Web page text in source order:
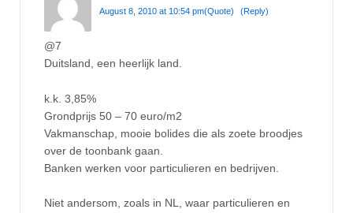
August 8, 2010 at 10:54 pm(Quote) (Reply)
@7
Duitsland, een heerlijk land.
k.k. 3,85%
Grondprijs 50 – 70 euro/m2
Vakmanschap, mooie bolides die als zoete broodjes
over de toonbank gaan.
Banken werken voor particulieren en bedrijven.
Niet andersom, zoals in NL, waar particulieren en